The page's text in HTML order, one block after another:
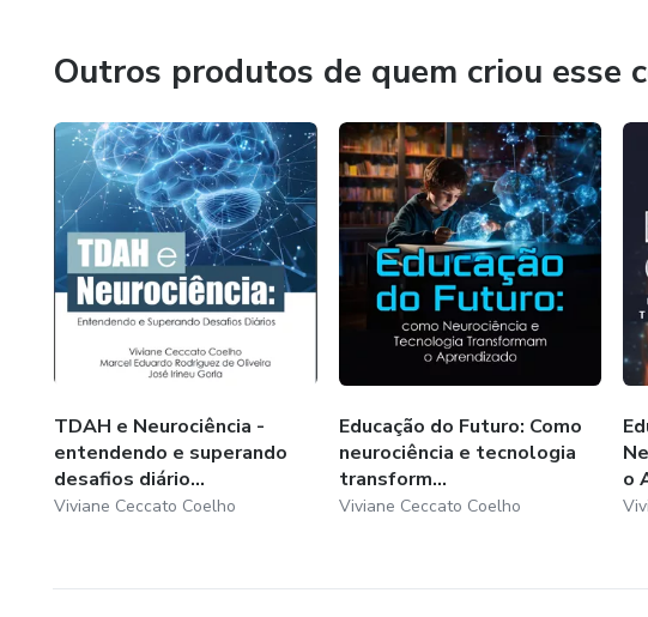
Outros produtos de quem criou esse
TDAH e Neurociência -
entendendo e superando
desafios diário...
Viviane Ceccato Coelho
Educação do Futuro: Como
neurociência e tecnologia
transform...
Viviane Ceccato Coelho
o